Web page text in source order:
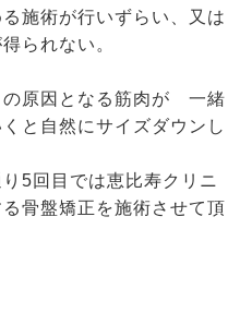
施術が行いずらい、又は
られない。
原因となる筋肉が 一緒
と自然にサイズダウンし
5回目では恵比寿クリニ
骨盤矯正を施術させて頂